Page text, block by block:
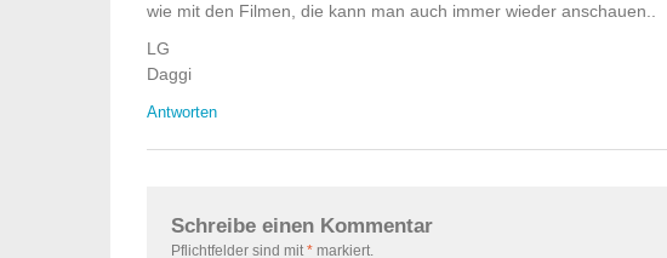
wie mit den Filmen, die kann man auch immer wieder anschauen..
LG
Daggi
Antworten
Schreibe einen Kommentar
Pflichtfelder sind mit * markiert.